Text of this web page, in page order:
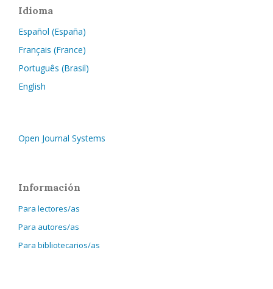
Idioma
Español (España)
Français (France)
Português (Brasil)
English
Open Journal Systems
Información
Para lectores/as
Para autores/as
Para bibliotecarios/as